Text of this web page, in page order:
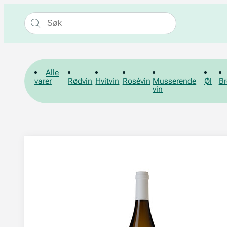
Alle
varer
Rødvin Hvitvin Rosévin Musserende
vin
Øl